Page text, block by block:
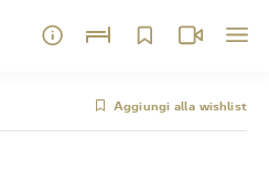
Aggiungi alla wishlist